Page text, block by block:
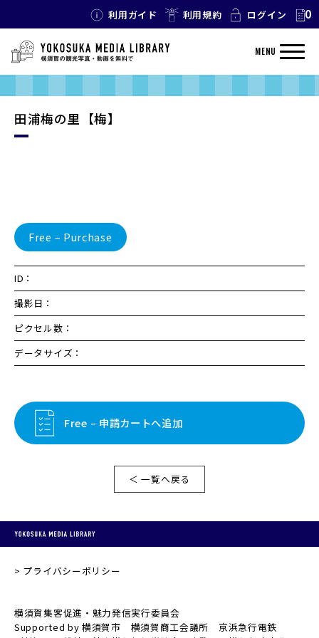
利用ガイド 利用規約 ログイン 0
MENU
田浦梅の里【梅】
Free – Purchase
ID：
撮影日：
ピクセル数：
データサイズ：
Free – 申請カートへ追加
＜ 一覧へ戻る
プライバシーポリシー
横須賀集客促進・魅力発信実行委員会
Supported by 横須賀市 横須賀商工会議所 京浜急行電鉄